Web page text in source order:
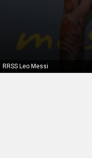
RRSS Leo Messi